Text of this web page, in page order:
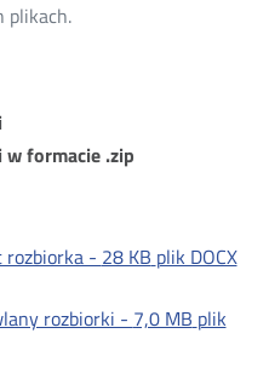
plikach.
w formacie .zip
rozbiorka - 28 KB plik DOCX
rozbiorki - 7,0 MB plik